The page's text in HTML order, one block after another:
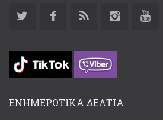
ΕΝΗΜΕΡΩΤΙΚΑ ΔΕΛΤΙΑ